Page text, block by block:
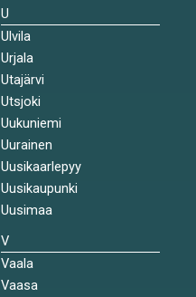
U
Ulvila
Urjala
Utajärvi
Utsjoki
Uukuniemi
Uurainen
Uusikaarlepyy
Uusikaupunki
Uusimaa
V
Vaala
Vaasa